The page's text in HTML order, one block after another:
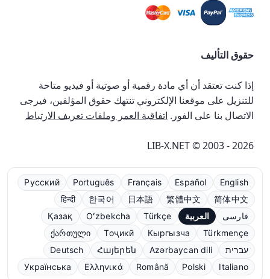
حقوق التأليف
إذا كنت تعتقد أن أي مادة رقمية أو صوتية أو فيديو متاحة
للتنزيل على موقعنا الإلكتروني تنتهك حقوق المؤلفين، فيرجى
الاتصال بنا على الفور. اتفاقية العمر وملفات تعريف الارتباط
LIB-X.NET © 2003 - 2026
English
Español
Français
Português
Русский
简体中文
繁體中文
日本語
한국어
हिन्दी
فارسی
العربية Türkçe
Oʻzbekcha
Қазақ
Türkmençe
Кыргызча
Тоҷикӣ
ქართული
עברית
Azərbaycan dili
Հայերեն
Deutsch
Italiano
Polski
Română
Ελληνικά
Українська